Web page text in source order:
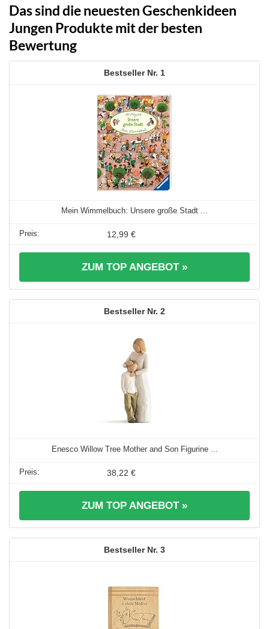
Das sind die neuesten Geschenkideen
Jungen Produkte mit der besten
Bewertung
1
Mein Wimmelbuch: Unsere große Stadt ...
12,99 €
ZUM TOP ANGEBOT »
2
Enesco Willow Tree Mother and Son Figurine ...
38,22 €
ZUM TOP ANGEBOT »
3